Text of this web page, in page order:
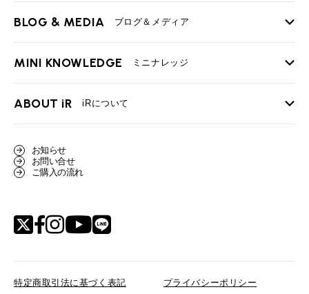
必要書類
BMWミニ買取査定依頼
ローバーミニ買取査定依頼
TOP
最近の修理実績
BLOG & MEDIA ブログ＆メディア
TOP
User's Voice 購入者様の声
Part's Report
MINI KNOWLEDGE ミニナレッジ
TOP
ローバーミニナレッジ
ABOUT iR iRについて
スタッフ紹介
リクルート
お知らせ
お問い合せ
ご購入の流れ
特定商取引法に基づく表記 プライバシーポリシー